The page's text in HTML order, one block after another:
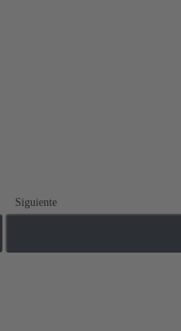
Siguiente